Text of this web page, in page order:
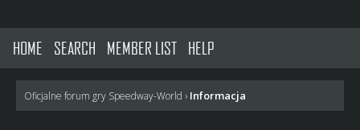
HOME SEARCH MEMBER LIST HELP
Oficjalne forum gry Speedway-World › Informacja